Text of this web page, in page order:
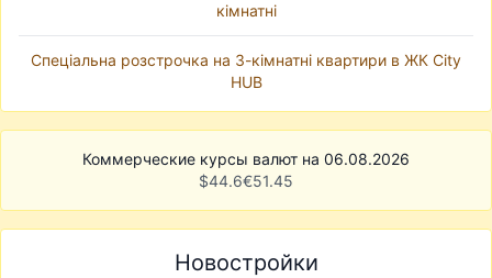
кімнатні
Спеціальна розстрочка на 3-кімнатні квартири в ЖК City
HUB
Коммерческие курсы валют на 06.08.2026
$44.6€51.45
Новостройки